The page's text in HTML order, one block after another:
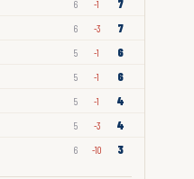
6 -1 7
6 -3 7
5 -1 6
5 -1 6
5 -1 4
5 -3 4
6 -10 3